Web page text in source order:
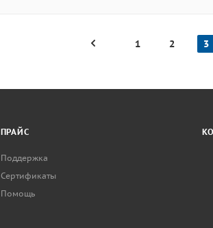
1 2 3
ПРАЙС
Поддержка
Сертификаты
Помощь